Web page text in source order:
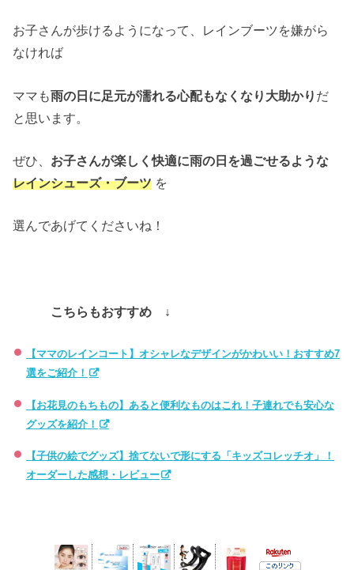
お子さんが歩けるようになって、レインブーツを嫌がら
なければ
ママも雨の日に足元が濡れる心配もなくなり大助かり だ
と思います。
ぜひ、 お子さんが楽しく快適に雨の日を過ごせるような
レインシューズ・ブーツ を
選んであげてくださいね！
こちらもおすすめ ↓
【ママのレインコート】オシャレなデザインがかわいい！おすすめ7
選をご紹介！
【お花見のもちもの】あると便利なものはこれ！子連れでも安心な
グッズを紹介！
【子供の絵でグッズ】捨てないで形にする「キッズコレッチオ」！
オーダーした感想・レビュー